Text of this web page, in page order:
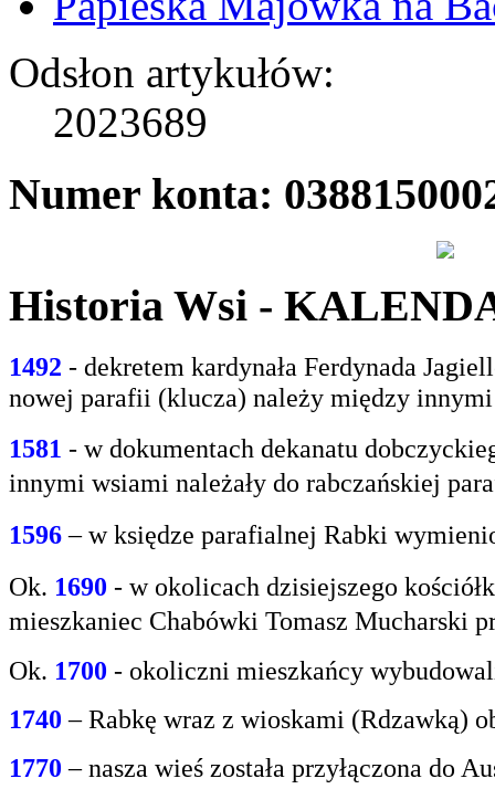
Odsłon artykułów:
2023689
Numer konta:
Historia Wsi -
1492 - dekretem kardynała Ferdynada
nowej parafii (klucza) należy między
1581 - wdokumentach dekanatu
innymi wsiami należały do rabczańskiej
1596– w księdze parafialnej Rabki
Ok. 1690 - w okolicach dzisiejszego
mieszkaniec Chabówki Tomasz Mucharski
Ok. 1700 - okoliczni mieszkańcy
1740 – Rabkę wraz z wioskami (Rdzawką)
1770 – nasza wieś została przyłączona do